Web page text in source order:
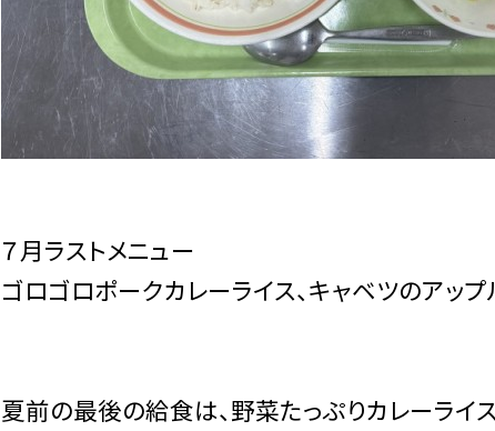
７月ラストメニュー
ゴロゴロポークカレーライス、キャベツのアッ
夏前の最後の給食は、野菜たっぷりカレーライス